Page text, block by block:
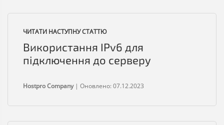
ЧИТАТИ НАСТУПНУ СТАТТЮ
Використання IPv6 для
підключення до серверу
Hostpro Company| Оновлено: 07.12.2023